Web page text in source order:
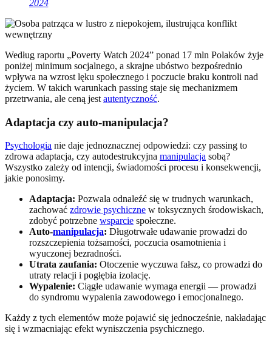
2024
Według raportu „Poverty Watch 2024” ponad 17 mln Polaków żyje
poniżej minimum socjalnego, a skrajne ubóstwo bezpośrednio
wpływa na wzrost lęku społecznego i poczucie braku kontroli nad
życiem. W takich warunkach passing staje się mechanizmem
przetrwania, ale ceną jest autentyczność.
Adaptacja czy auto-manipulacja?
Psychologia nie daje jednoznacznej odpowiedzi: czy passing to
zdrowa adaptacja, czy autodestrukcyjna manipulacja sobą?
Wszystko zależy od intencji, świadomości procesu i konsekwencji,
jakie ponosimy.
Adaptacja: Pozwala odnaleźć się w trudnych warunkach,
zachować zdrowie psychiczne w toksycznych środowiskach,
zdobyć potrzebne wsparcie społeczne.
Auto-manipulacja: Długotrwałe udawanie prowadzi do
rozszczepienia tożsamości, poczucia osamotnienia i
wyuczonej bezradności.
Utrata zaufania: Otoczenie wyczuwa fałsz, co prowadzi do
utraty relacji i pogłębia izolację.
Wypalenie: Ciągłe udawanie wymaga energii — prowadzi
do syndromu wypalenia zawodowego i emocjonalnego.
Każdy z tych elementów może pojawić się jednocześnie, nakładając
się i wzmacniając efekt wyniszczenia psychicznego.